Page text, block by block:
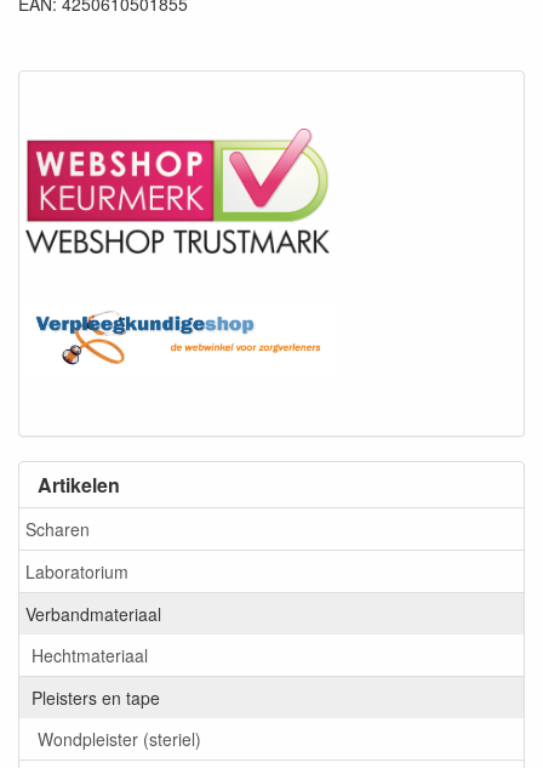
Artikelen
Scharen
Laboratorium
Verbandmateriaal
Hechtmateriaal
Pleisters en tape
Wondpleister (steriel)